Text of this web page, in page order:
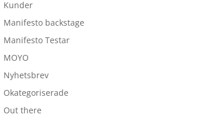
Kunder
Manifesto backstage
Manifesto Testar
MOYO
Nyhetsbrev
Okategoriserade
Out there